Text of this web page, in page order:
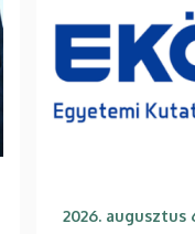
2026. augusztus